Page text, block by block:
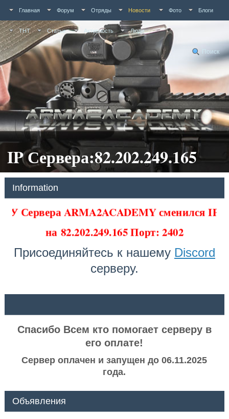
Главная Форум Отряды Новости Фото Блоги
ТНТ Статьи Активность Люди
Поиск
IP Сервера:82.202.249.165
Information
У Сервера ARMA2ACADEMY сменился IP
на82.202.249.165 Порт: 2402
Присоединяйтесь к нашему Discord
серверу.
Спасибо Всем кто помогает серверу в
его оплате!
Сервер оплачен и запущен до 06.11.2025
года.
Объявления